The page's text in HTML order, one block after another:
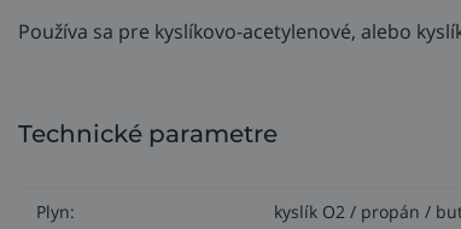
Používa sa pre kyslíkovo-acetylenové, alebo
Technické parametre
Plyn: kyslík O2 / propán /